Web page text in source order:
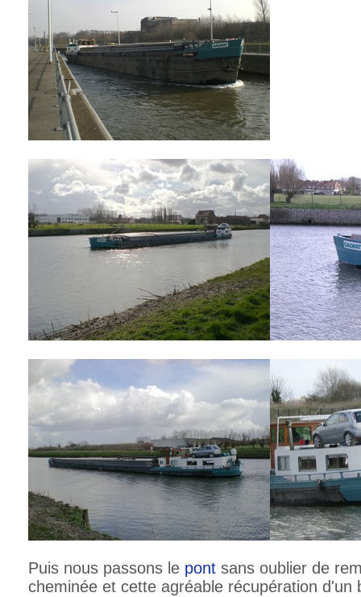
Puis nous passons le pont sans oublier de
cheminée et cette agréable récupération d'un